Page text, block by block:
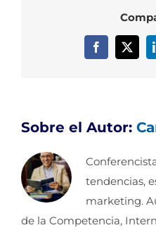
Facebook
X
Sobre el Autor:
tendencias,
marketing.
de la Competencia,